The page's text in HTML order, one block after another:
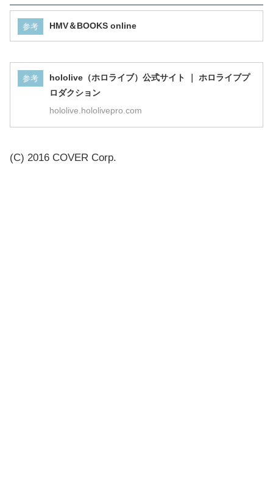
参考
参考
ロダクション